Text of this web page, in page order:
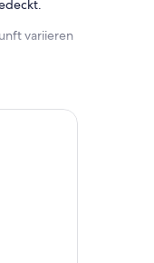
variieren